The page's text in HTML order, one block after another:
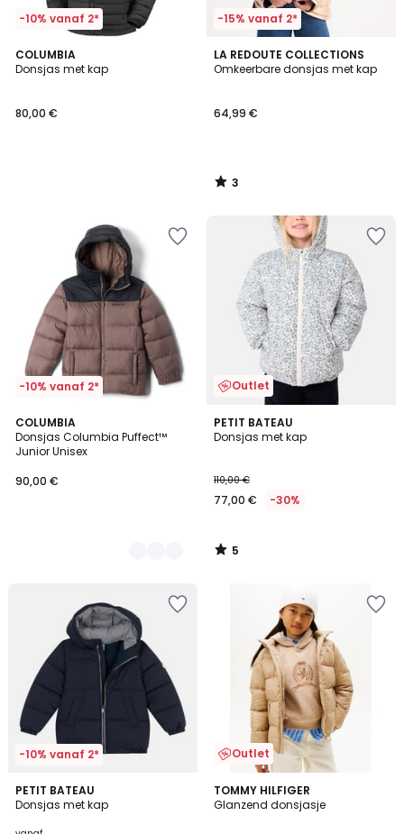
-10% vanaf 2*
COLUMBIA
Donsjas met kap
80,00 €
-15% vanaf 2*
LA REDOUTE COLLECTIONS
Omkeerbare donsjas met kap
64,99 €
3
/
3
/
-10% vanaf 2*
COLUMBIA
Donsjas Columbia Puffect™
Junior Unisex
90,00 €
3
Kleuren
Outlet
PETIT BATEAU
Donsjas met kap
110,00 €
77,00 € -30%
5
/
5
/
-10% vanaf 2*
PETIT BATEAU
Donsjas met kap
5
/
Outlet
TOMMY HILFIGER
Glanzend donsjasje
2
Kleuren